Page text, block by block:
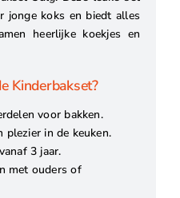
jonge koks en biedt alles
heerlijke koekjes en
Kinderbakset?
voor bakken.
in de keuken.
3 jaar.
met ouders of